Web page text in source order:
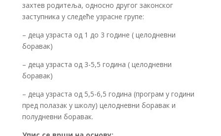
захтев родитеља, односно другог законског
заступника у следеће узрасне групе:
– деца узраста од 1 до 3 године ( целодневни
боравак)
– деца узраста од 3-5,5 година ( целодневни
боравак)
– деца узраста од 5,5-6,5 година (прoграм у години
пред полазак у школу) целодневни боравак и
полудневни боравак.